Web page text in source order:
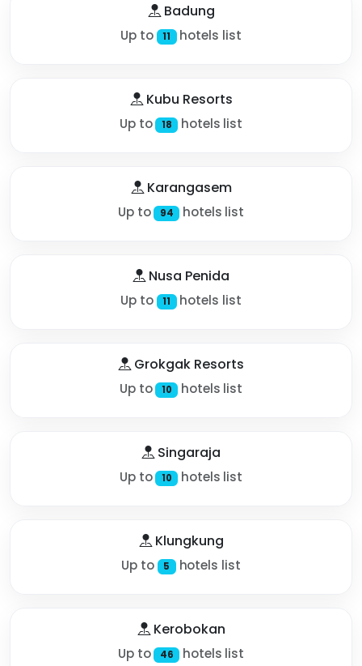
Badung
Up to 11 hotels list
Kubu Resorts
Up to 18 hotels list
Karangasem
Up to 94 hotels list
Nusa Penida
Up to 11 hotels list
Grokgak Resorts
Up to 10 hotels list
Singaraja
Up to 10 hotels list
Klungkung
Up to 5 hotels list
Kerobokan
Up to 46 hotels list